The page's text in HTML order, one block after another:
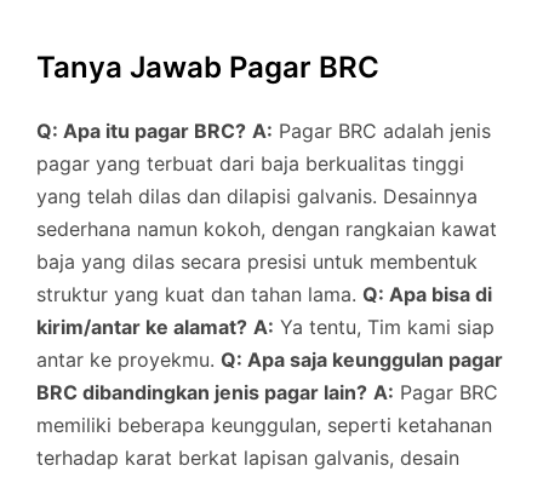
Tanya Jawab Pagar BRC
Q: Apa itu pagar BRC? A: Pagar BRC adalah jenis
pagar yang terbuat dari baja berkualitas tinggi
yang telah dilas dan dilapisi galvanis. Desainnya
sederhana namun kokoh, dengan rangkaian kawat
baja yang dilas secara presisi untuk membentuk
struktur yang kuat dan tahan lama. Q: Apa bisa di
kirim/antar ke alamat? A: Ya tentu, Tim kami siap
antar ke proyekmu. Q: Apa saja keunggulan pagar
BRC dibandingkan jenis pagar lain? A: Pagar BRC
memiliki beberapa keunggulan, seperti ketahanan
terhadap karat berkat lapisan galvanis, desain